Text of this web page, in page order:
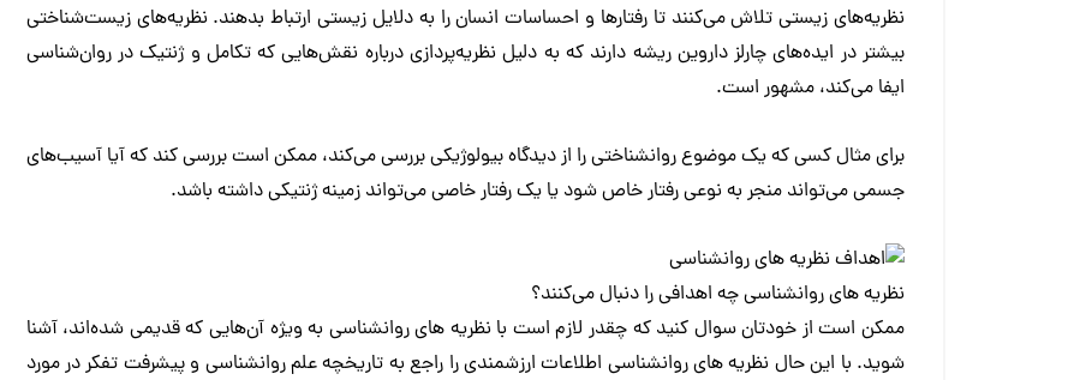
نظریه‌های زیستی تلاش می‌کنند تا رفتارها و احساسات انسان را به دلایل زیستی ارتباط بدهند. نظریه‌های زیست‌شناختی
بیشتر در ایده‌های چارلز داروین ریشه دارند که به دلیل نظریه‌پردازی درباره نقش‌هایی که تکامل و ژنتیک در روان‌شناسی
ایفا می‌کند، مشهور است.
برای مثال کسی که یک موضوع روانشناختی را از دیدگاه بیولوژیکی بررسی می‌کند، ممکن است بررسی کند که آیا آسیب‌های
جسمی می‌تواند منجر به نوعی رفتار خاص شود یا یک رفتار خاصی می‌تواند زمینه ژنتیکی داشته باشد.
نظریه های روانشناسی چه اهدافی را دنبال می‌کنند؟
ممکن است از خودتان سوال کنید که چقدر لازم است با نظریه های روانشناسی به ویژه آن‌هایی که قدیمی شده‌اند، آشنا
شوید. با این حال نظریه های روانشناسی اطلاعات ارزشمندی را راجع به تاریخچه علم روانشناسی و پیشرفت تفکر در مورد